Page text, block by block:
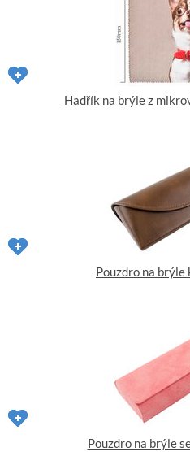
Hadřík na brýle z
Pouzdro na brýle
Pouzdro na brýle